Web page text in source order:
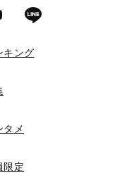
キング
タメ
限定